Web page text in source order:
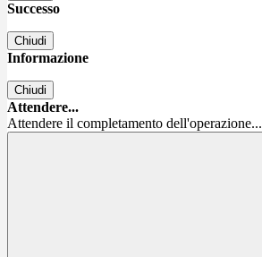
Successo
Chiudi
Informazione
Chiudi
Attendere...
Attendere il completamento dell'operazione...